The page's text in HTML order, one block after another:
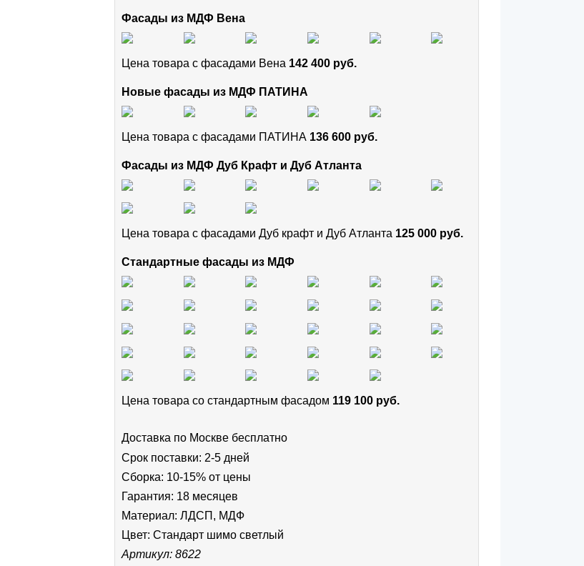
Фасады из МДФ Вена
Цена товара с фасадами Вена 142 400 руб.
Новые фасады из МДФ ПАТИНА
Цена товара с фасадами ПАТИНА 136 600 руб.
Фасады из МДФ Дуб Крафт и Дуб Атланта
Цена товара с фасадами Дуб крафт и Дуб Атланта 125 000 руб.
Стандартные фасады из МДФ
Цена товара cо стандартным фасадом 119 100 руб.
Доставка по Москве бесплатно
Срок поставки: 2-5 дней
Сборка: 10-15% от цены
Гарантия: 18 месяцев
Материал: ЛДСП, МДФ
Цвет: Стандарт шимо светлый
Артикул: 8622